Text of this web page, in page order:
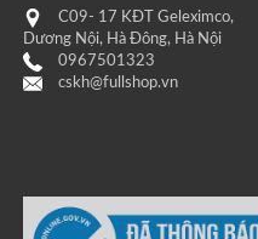
C09- 17 KĐT Geleximco,
Dương Nội, Hà Đông, Hà Nội
0967501323
cskh@fullshop.vn